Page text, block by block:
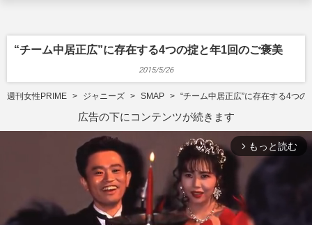
“チーム中居正広”に存在する4つの掟と年1回のご褒美
2015/5/26
週刊女性PRIME ジャニーズ SMAP “チーム中居正広”に存在する4つ
広告の下にコンテンツが続きます
arrow_forward_ios もっと読む